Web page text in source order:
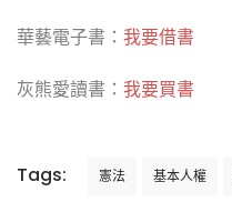
華藝電子書： 我要借書
灰熊愛讀書： 我要買書
Tags: 憲法 基本人權